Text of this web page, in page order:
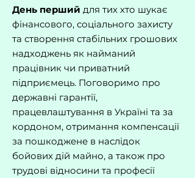
День перший для тих хто шукає
фінансового, соціального захисту
та створення стабільних грошових
надходжень як найманий
працівник чи приватний
підприємець. Поговоримо про
державні гарантії,
працевлаштування в Україні та за
кордоном, отримання компенсації
за пошкоджене в наслідок
бойових дій майно, а також про
трудові відносини та професії